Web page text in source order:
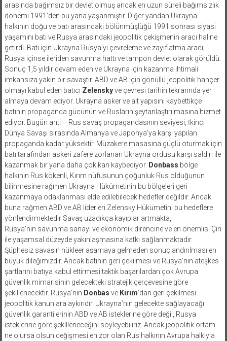
arasında bağımsız bir devlet olmuş ancak en uzun süreli bağımsızlık
dönemi 1991’den bu yana yaşanmıştır. Diğer yandan Ukrayna
halkının doğu ve batı arasındaki bölünmüşlüğü 1991 sonrası siyasi
yaşamını batı ve Rusya arasındaki jeopolitik çekişmenin aracı haline
getirdi. Batı için Ukrayna Rusya’yı çevreleme ve zayıflatma aracı;
Rusya içinse ileriden savunma hattı ve tampon devlet olarak görüldü.
Sonuç 1,5 yıldır devam eden ve Ukrayna için kazanma ihtimali
imkansıza yakın bir savaştır. ABD ve AB için gönüllü jeopolitik hançer
olmayı kabul eden batıcı Zelenskyve çevresi tarihin tekrarında yer
almaya devam ediyor. Ukrayna asker ve alt yapısını kaybettikçe
batının propaganda gücünün ve Rusların şeytanlaştırılmasına hizmet
ediyor. Bugün anti – Rus savaş propagandasının seviyesi, İkinci
Dünya Savaşı sırasında Almanya ve Japonya’ya karşı yapılan
propaganda kadar yüksektir. Müzakere masasına güçlü oturmak için
batı tarafından askeri zafere zorlanan Ukrayna ordusu karşı saldırı ile
kazanmak bir yana daha çok kan kaybediyor. Donbass bölge
halkının Rus kökenli, Kırım nüfusunun çoğunluk Rus olduğunun
bilinmesine rağmen Ukrayna Hükümetinin bu bölgeleri geri
kazanmaya odaklanması elde edilebilecek hedefler değildir. Ancak
buna rağmen ABD ve AB liderleri Zelensky Hükümetini bu hedeflere
yönlendirmektedir Savaş uzadıkça kayıplar artmakta,
Rusya’nın savunma sanayi ve ekonomik direncine ve en önemlisi Çin
ile yaşamsal düzeyde yakınlaşmasına katkı sağlanmaktadır.
Şüphesiz savaşın nükleer aşamaya gelmeden sonuçlandırılması en
büyük dileğimizdir. Ancak batının geri çekilmesi ve Rusya’nın ateşkes
şartlarını batıya kabul ettirmesi taktik başarılardan çok Avrupa
güvenlik mimarisinin gelecekteki stratejik çerçevesine göre
şekillenecektir. Rusya’nın Donbas ve Kırım’dan geri çekilmesi
jeopolitik kanunlara aykırıdır. Ukrayna’nın gelecekte sağlayacağı
güvenlik garantilerinin ABD ve AB isteklerine göre değil, Rusya
isteklerine göre şekilleneceğini söyleyebiliriz. Ancak jeopolitik ortam
ne olursa olsun değişmesi en zor olan Rus halkının Avrupa halkıyla